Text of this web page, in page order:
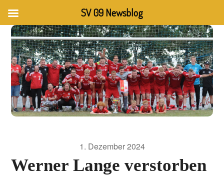
1. Dezember 2024
Werner Lange verstorben
SV 09 Newsblog